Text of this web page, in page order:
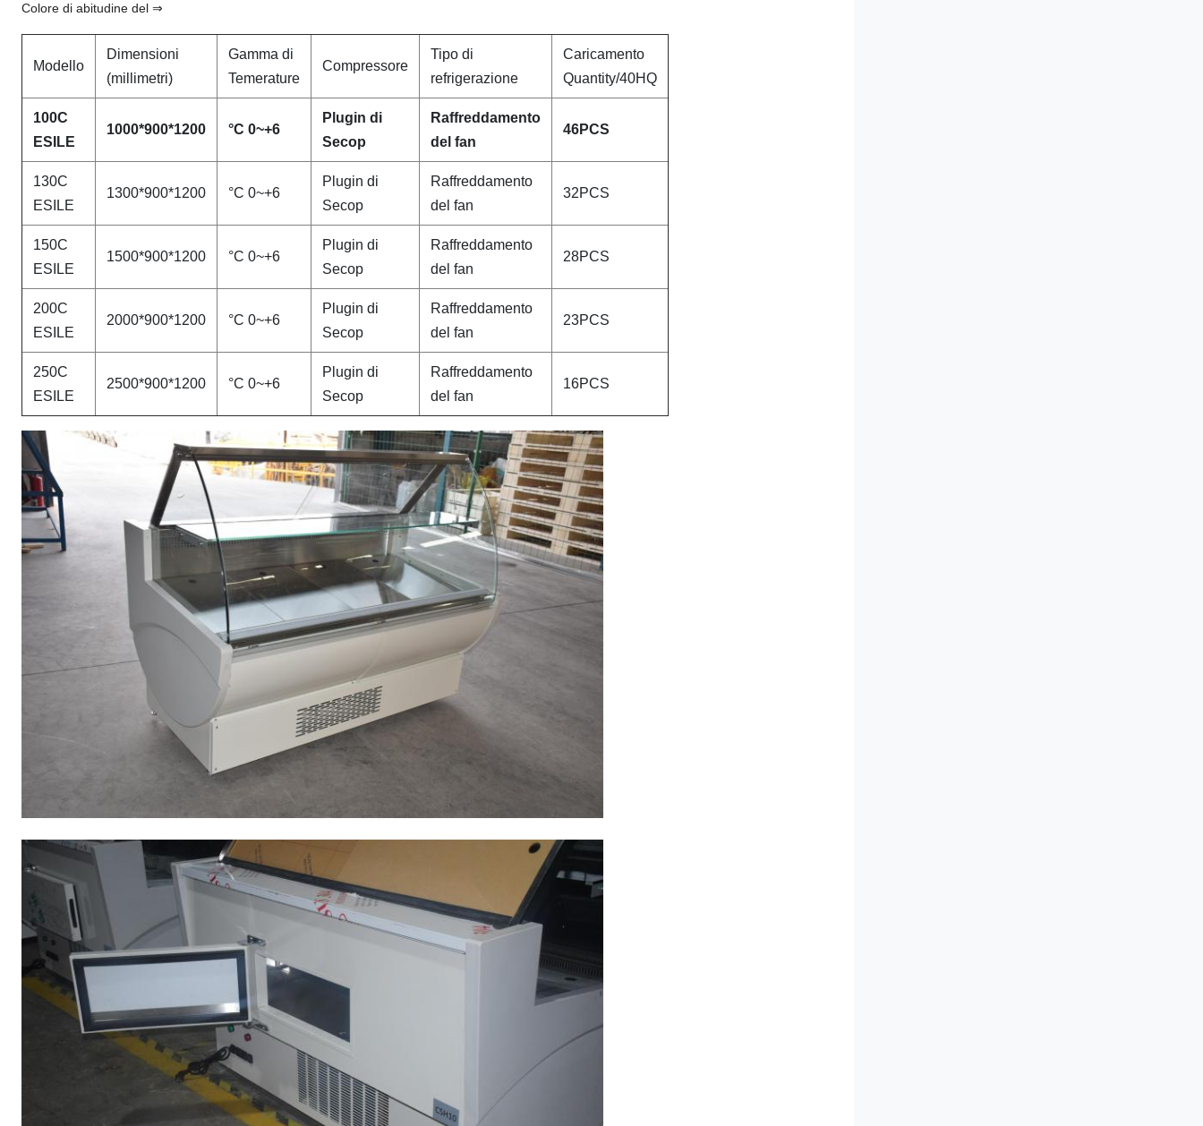
Colore di abitudine del ⇒
Modello
Dimensioni
(millimetri)
Gamma di
Temerature
Compressore
Tipo di
refrigerazione
Caricamento
Quantity/40HQ
100C
ESILE
1000*900*1200 °C 0~+6
Plugin di
Secop
Raffreddamento
del fan
46PCS
130C
ESILE
1300*900*1200 °C 0~+6
Plugin di
Secop
Raffreddamento
del fan
32PCS
150C
ESILE
1500*900*1200 °C 0~+6
Plugin di
Secop
Raffreddamento
del fan
28PCS
200C
ESILE
2000*900*1200 °C 0~+6
Plugin di
Secop
Raffreddamento
del fan
23PCS
250C
ESILE
2500*900*1200 °C 0~+6
Plugin di
Secop
Raffreddamento
del fan
16PCS